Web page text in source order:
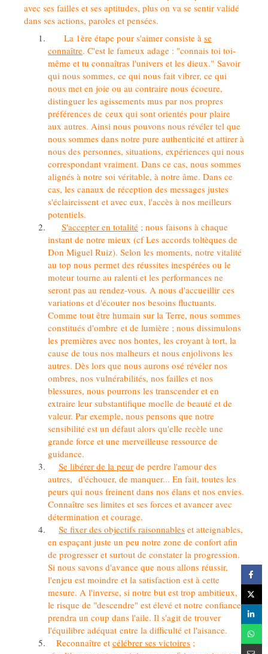
avec ses failles et ses aptitudes, plus on va se sentir validé
dans ses actions, paroles et pensées.
La 1ère étape pour s'aimer consiste à se
connaître. C'est le fameux adage : "connais toi toi-
même et tu connaîtras l'univers et les dieux." Savoir
qui nous sommes, ce qui nous fait vibrer, ce qui
nous met en joie ou au contraire nous écoeure,
distinguer les agissements mus par nos propres
préférences de ceux qui sont orientés pour plaire
aux autres. Ainsi nous pouvons nous révéler tel que
nous sommes dans notre pure authenticité et attirer à
nous des personnes, situations, expériences qui nous
correspondant vraiment. Dans ce cas, nous sommes
alignés à notre soi véritable, à notre âme. Dans ce
cas, les canaux de réception des messages justes
s'éclaircissent et avec eux, l'accès à nos meilleurs
potentiels.
S'accepter en totalité ; nous faisons à chaque
instant de notre mieux (cf Les accords toltèques de
Don Miguel Ruiz). Selon les moments, notre vitalité
au top nous permet des réussites inespérées ou le
moteur tourne au ralenti et les performances ne
seront pas au rendez-vous. A nous d'accueillir ces
variations et d'écouter nos besoins fluctuants.
Comme tout être humain sur la Terre, nous sommes
constitués d'ombre et de lumière ; nous dissimulons
les premières avec nos hontes, les croyant à tort, la
cause de tous nos malheurs et nous enjolivons les
autres. Dès lors que nous aurons osé révéler nos
ombres, nos vulnérabilités, nos failles et nos
blessures, nous pourrons les transcender et en
extraire leur substantifique moelle de beauté et de
valeur. Par exemple, nous pensons que notre
sensibilité est un défaut alors qu'elle recèle une
grande force et une merveilleuse ressource de
guidance.
Se libérer de la peur de perdre l'amour des
autres, d'échouer, de manquer... En fait, toutes les
peurs qui nous freinent dans nos élans et nos envies.
Connaître ses limites et ses forces et avancer avec
détermination et courage.
Se fixer des objectifs raisonnables et atteignables,
en espaçant juste un peu notre zone de confort afin
de progresser et surtout de constater la progression.
Si nous savons d'avance que nous allons réussir,
l'enjeu est moindre et la satisfaction est à cette
mesure. A l'inverse, si notre but est trop ambitieux,
le risque de "descendre" est élevé et notre confiance
prendra un coup dans l'aile. Il s'agit de trouver
l'équilibre adéquat entre la difficulté et l'aisance.
Reconnaître et célébrer ses victoires ;